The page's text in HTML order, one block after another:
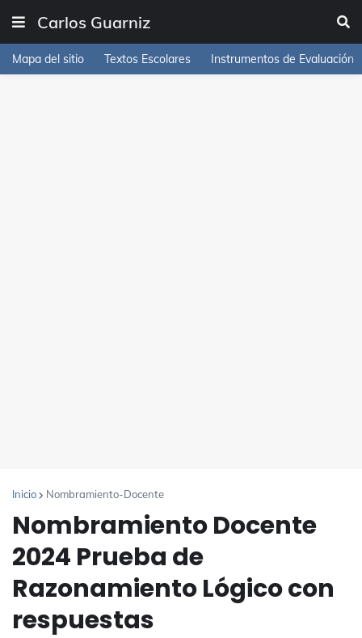
Carlos Guarniz
Mapa del sitio Textos Escolares Instrumentos de Evaluación
Inicio Nombramiento-Docente
Nombramiento Docente
2024 Prueba de
Razonamiento Lógico con
respuestas